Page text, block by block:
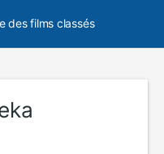
des films classés